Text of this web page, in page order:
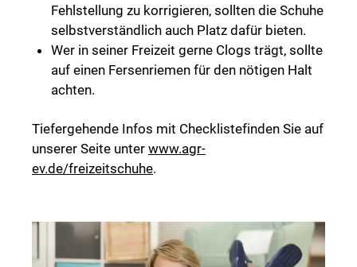
Fehlstellung zu korrigieren, sollten die Schuhe
selbstverständlich auch Platz dafür bieten.
Wer in seiner Freizeit gerne Clogs trägt, sollte
auf einen Fersenriemen für den nötigen Halt
achten.
Tiefergehende Infos mit Checklistefinden Sie auf
unserer Seite unter www.agr-
ev.de/freizeitschuhe.